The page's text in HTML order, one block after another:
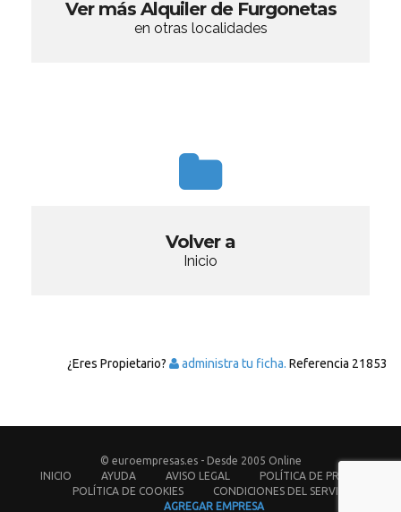
Ver más Alquiler de Furgonetas
en otras localidades
Volver a
Inicio
¿Eres Propietario? administra tu ficha. Referencia 21853
© euroempresas.es - Desde 2005 Online
INICIO
AYUDA AVISO LEGAL
POLÍTICA DE PRIVACIDAD
POLÍTICA DE COOKIES
CONDICIONES DEL SERVICIO
AGREGAR EMPRESA